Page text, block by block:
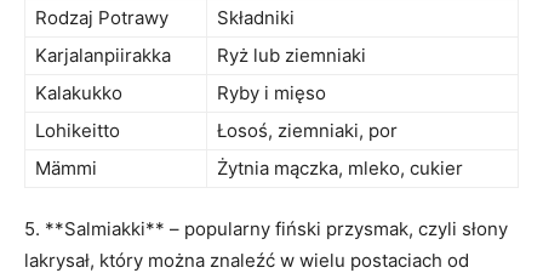
Rodzaj‍ Potrawy
Składniki
Karjalanpiirakka
Ryż lub ziemniaki
Kalakukko
Ryby i mięso
Lohikeitto
Łosoś,⁢ ziemniaki, por
Mämmi
Żytnia mączka, mleko, cukier
5. **Salmiakki** – popularny fiński przysmak, czyli słony
lakrysał, który można ‌znaleźć ⁣w wielu postaciach od